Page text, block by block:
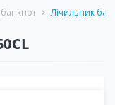
Лічильник